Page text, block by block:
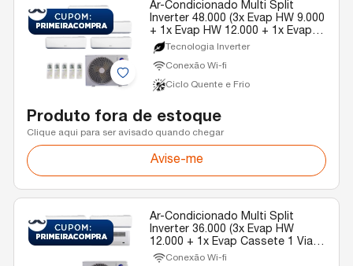
Ar-Condicionado Multi Split
Inverter 48.000 (3x Evap HW 9.000
+ 1x Evap HW 12.000 + 1x Evap
HW 24.000) Gree Quente/Frio R-
32 220V
Tecnologia Inverter
Conexão Wi-fi
Ciclo Quente e Frio
Produto fora de estoque
Clique aqui para ser avisado quando chegar
Avise-me
Ar-Condicionado Multi Split
Inverter 36.000 (3x Evap HW
12.000 + 1x Evap Cassete 1 Via
9.000) Gree Quente/Frio R-32
Conexão Wi-fi